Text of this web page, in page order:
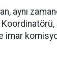
aynı
imar